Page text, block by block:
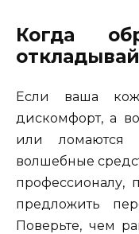
Когда
Если ваша
дискомфорт, а
или ломаются
волшебные
профессионалу,
предложить
Поверьте, чем